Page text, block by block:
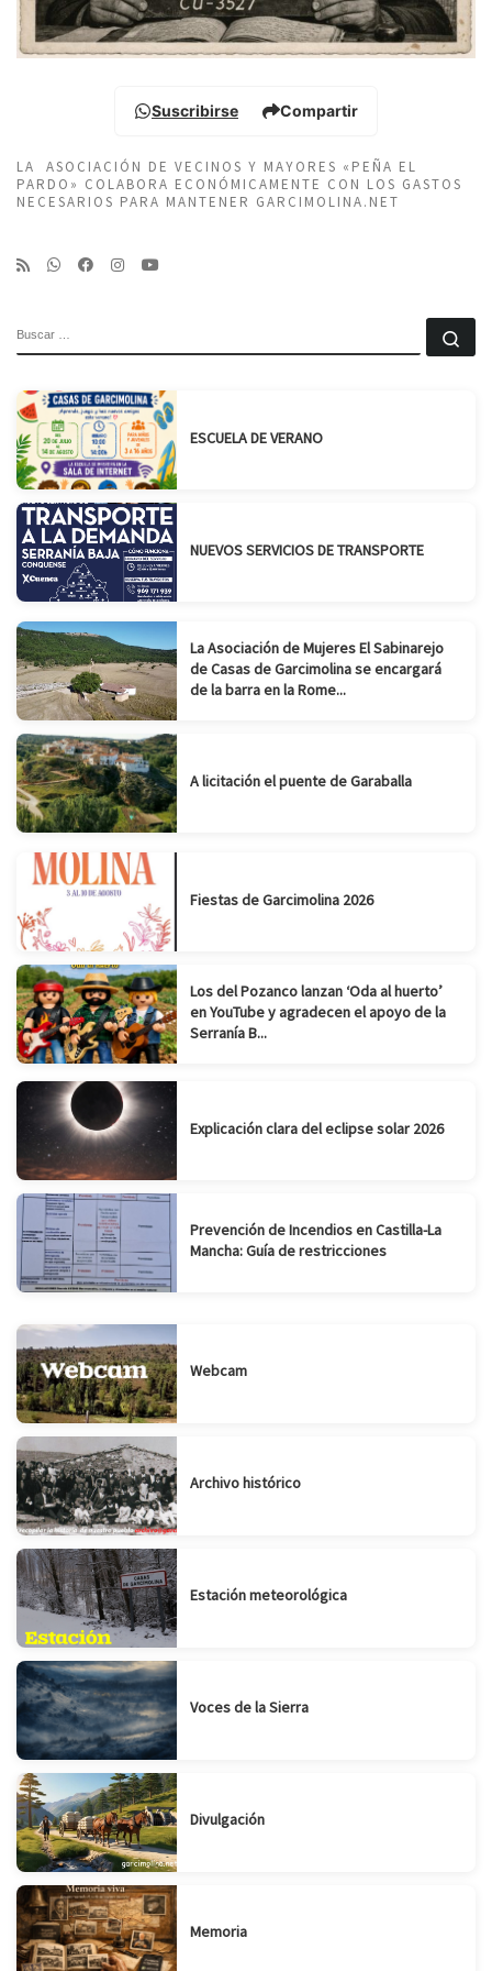
Suscribirse Compartir
LA ASOCIACIÓN DE VECINOS Y MAYORES «PEÑA EL
PARDO» COLABORA ECONÓMICAMENTE CON LOS GASTOS
NECESARIOS PARA MANTENER GARCIMOLINA.NET
ESCUELA DE VERANO
NUEVOS SERVICIOS DE TRANSPORTE
La Asociación de Mujeres El Sabinarejo
de Casas de Garcimolina se encargará
de la barra en la Rome...
A licitación el puente de Garaballa
Fiestas de Garcimolina 2026
Los del Pozanco lanzan ‘Oda al huerto’
en YouTube y agradecen el apoyo de la
Serranía B...
Explicación clara del eclipse solar 2026
Prevención de Incendios en Castilla-La
Mancha: Guía de restricciones
Webcam
Archivo histórico
Estación meteorológica
Voces de la Sierra
Divulgación
Memoria